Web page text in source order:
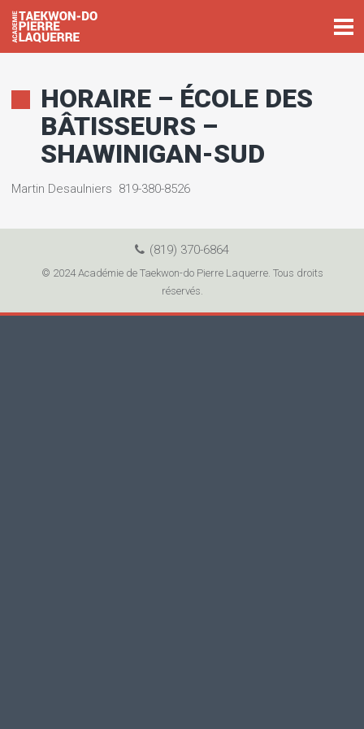
HORAIRE – ÉCOLE DES
BÂTISSEURS –
SHAWINIGAN-SUD
Martin Desaulniers 819-380-8526
(819) 370-6864
© 2024 Académie de Taekwon-do Pierre Laquerre. Tous droits
réservés.